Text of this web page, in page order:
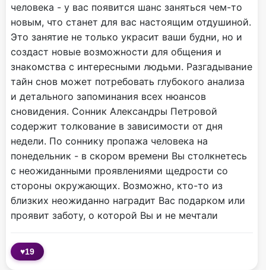
человека - у вас появится шанс заняться чем-то
новым, что станет для вас настоящим отдушиной.
Это занятие не только украсит ваши будни, но и
создаст новые возможности для общения и
знакомства с интересными людьми. Разгадывание
тайн снов может потребовать глубокого анализа
и детального запоминания всех нюансов
сновидения. Сонник Александры Петровой
содержит толкование в зависимости от дня
недели. По соннику пропажа человека на
понедельник - в скором времени Вы столкнетесь
с неожиданными проявлениями щедрости со
стороны окружающих. Возможно, кто-то из
близких неожиданно наградит Вас подарком или
проявит заботу, о которой Вы и не мечтали
♥19